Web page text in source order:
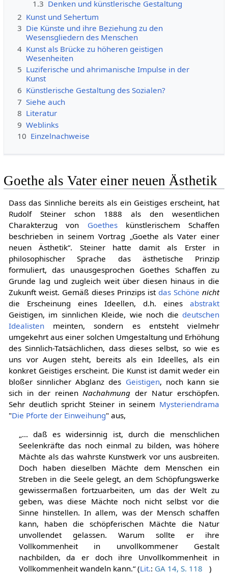
1.3 Denken und künstlerische Gestaltung
2 Kunst und Sehertum
3 Die Künste und ihre Beziehung zu den
Wesensgliedern des Menschen
4 Kunst als Brücke zu höheren geistigen
Wesenheiten
5 Luziferische und ahrimanische Impulse in der
Kunst
6 Künstlerische Gestaltung des Sozialen?
7 Siehe auch
8 Literatur
9 Weblinks
10 Einzelnachweise
Goethe als Vater einer neuen Ästhetik
Dass das Sinnliche bereits als ein Geistiges erscheint, hat
Rudolf Steiner schon 1888 als den wesentlichen
Charakterzug von Goetheskünstlerischem Schaffen
beschrieben in seinem Vortrag „Goethe als Vater einer
neuen Ästhetik“. Steiner hatte damit als Erster in
philosophischer Sprache das ästhetische Prinzip
formuliert, das unausgesprochen Goethes Schaffen zu
Grunde lag und zugleich weit über diesen hinaus in die
Zukunft weist. Gemäß dieses Prinzips ist das Schöne nicht
die Erscheinung eines Ideellen, d.h. einesabstrakt
Geistigen, im sinnlichen Kleide, wie noch die deutschen
Idealistenmeinten, sondern es entsteht vielmehr
umgekehrt aus einer solchen Umgestaltung und Erhöhung
des Sinnlich-Tatsächlichen, dass dieses selbst, so wie es
uns vor Augen steht, bereits als ein Ideelles, als ein
konkret Geistiges erscheint. Die Kunst ist damit weder ein
bloßer sinnlicher Abglanz des Geistigen, noch kann sie
sich in der reinen Nachahmung der Natur erschöpfen.
Sehr deutlich spricht Steiner in seinem Mysteriendrama
"Die Pforte der Einweihung" aus,
„... daß es widersinnig ist, durch die menschlichen
Seelenkräfte das noch einmal zu bilden, was höhere
Mächte als das wahrste Kunstwerk vor uns ausbreiten.
Doch haben dieselben Mächte dem Menschen ein
Streben in die Seele gelegt, an dem Schöpfungswerke
gewissermaßen fortzuarbeiten, um das der Welt zu
geben, was diese Mächte noch nicht selbst vor die
Sinne hinstellen. In allem, was der Mensch schaffen
kann, haben die schöpferischen Mächte die Natur
unvollendet gelassen. Warum sollte er ihre
Vollkommenheit in unvollkommener Gestalt
nachbilden, da er doch ihre Unvollkommenheit in
Vollkommenheit wandeln kann.“ (Lit.: GA 14, S. 118
)